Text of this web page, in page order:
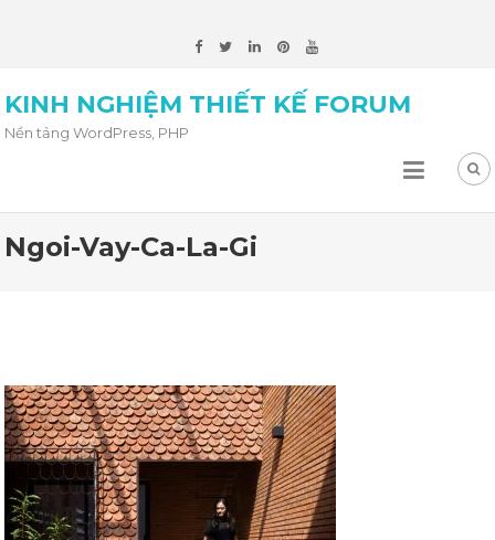
KINH NGHIỆM THIẾT KẾ FORUM
Nền tảng WordPress, PHP
Ngoi-Vay-Ca-La-Gi